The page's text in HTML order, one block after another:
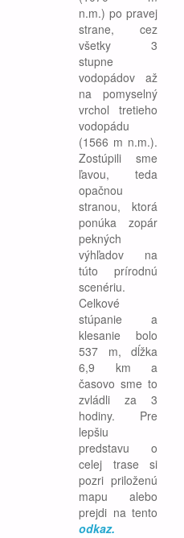
n.m.) po pravej
strane, cez
všetky 3
stupne
vodopádov až
na pomyselný
vrchol tretieho
vodopádu
(1566 m n.m.).
Zostúpili sme
ľavou, teda
opačnou
stranou, ktorá
ponúka zopár
pekných
výhľadov na
túto prírodnú
scenériu.
Celkové
stúpanie a
klesanie bolo
537 m, dĺžka
6,9 km a
časovo sme to
zvládli za 3
hodiny. Pre
lepšiu
predstavu o
celej trase si
pozri priloženú
mapu alebo
prejdi na tento
odkaz.